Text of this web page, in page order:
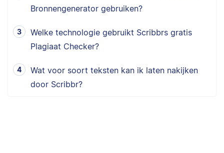
Bronnengenerator gebruiken?
Welke technologie gebruikt Scribbrs gratis
Plagiaat Checker?
Wat voor soort teksten kan ik laten nakijken
door Scribbr?